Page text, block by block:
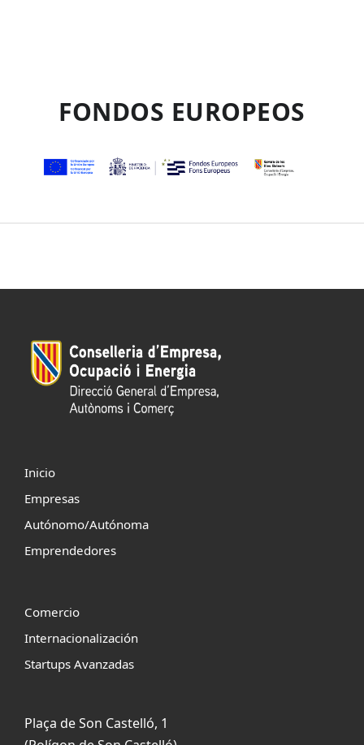
FONDOS EUROPEOS
Inicio
Empresas
Autónomo/Autónoma
Emprendedores
Comercio
Internacionalización
Startups Avanzadas
Plaça de Son Castelló, 1